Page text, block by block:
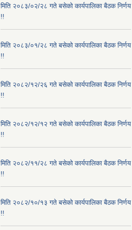
मिति २०८३/०२/२८ गते बसेको कार्यपालिका बैठक निर्णय
!!
मिति २०८३/०१/२८ गते बसेको कार्यपालिका बैठक निर्णय
!!
मिति २०८२/१२/२६ गते बसेको कार्यपालिका बैठक निर्णय
!!
मिति २०८२/१२/१२ गते बसेको कार्यपालिका बैठक निर्णय
!!
मिति २०८२/११/२८ गते बसेको कार्यपालिका बैठक निर्णय
!!
मिति २०८२/१०/१३ गते बसेको कार्यपालिका बैठक निर्णय
!!